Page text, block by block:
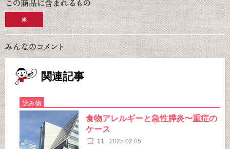
米
関連記事
読み物
食物アレルギーと急性膵炎〜重症の
ケース
11 2025.02.05